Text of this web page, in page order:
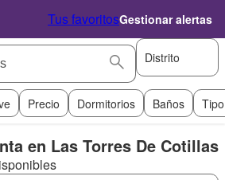
Tus favoritosGestionar alertas
Distrito
Precio Dormitorios Baños
en Las Torres De Cotillas